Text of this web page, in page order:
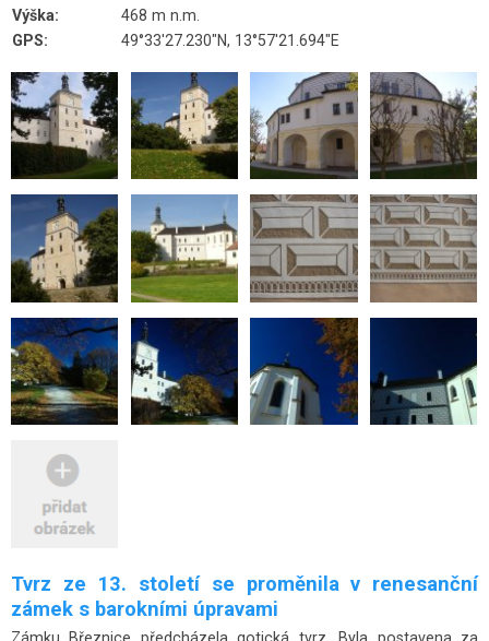
Výška:
468 m n.m.
GPS:
49°33'27.230"N, 13°57'21.694"E
Tvrz ze 13. století se proměnila v renesanční
zámek s barokními úpravami
Zámku Březnice předcházela gotická tvrz. Byla postavena za